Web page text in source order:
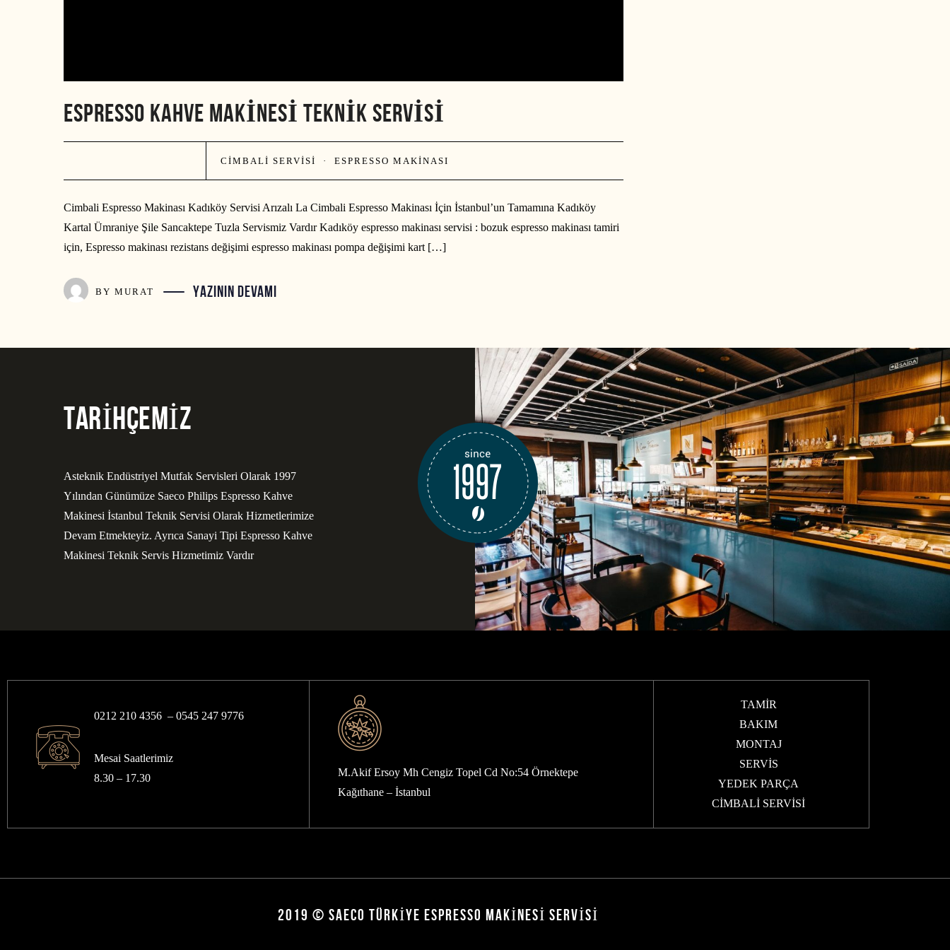
ESPRESSO KAHVE MAKINESI TEKNIK SERVISI
CIMBALI SERVISI ·ESPRESSO MAKINASI
Cimbali Espresso Makinası Kadıköy Servisi Arızalı La Cimbali Espresso Makinası İçin İstanbul’un Tamamına Kadıköy
Kartal Ümraniye Şile Sancaktepe Tuzla Servismiz Vardır Kadıköy espresso makinası servisi : bozuk espresso makinası tamiri
için, Espresso makinası rezistans değişimi espresso makinası pompa değişimi kart […]
BY MURAT YAZININ DEVAMI
TARİHÇEMİZ
Asteknik Endüstriyel Mutfak Servisleri Olarak 1997
Yılından Günümüze Saeco Philips Espresso Kahve
Makinesi İstanbul Teknik Servisi Olarak Hizmetlerimize
Devam Etmekteyiz. Ayrıca Sanayi Tipi Espresso Kahve
Makinesi Teknik Servis Hizmetimiz Vardır
0212 210 4356 – 0545 247 9776
Mesai Saatlerimiz
8.30 – 17.30
M.Akif Ersoy Mh Cengiz Topel Cd No:54 Örnektepe
Kağıthane – İstanbul
TAMİR
BAKIM
MONTAJ
SERVİS
YEDEK PARÇA
CİMBALİ SERVİSİ
2019 © SAECO TÜRKIYE ESPRESSO MAKINESI SERVISI